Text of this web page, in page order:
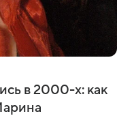
в 2000-х: как